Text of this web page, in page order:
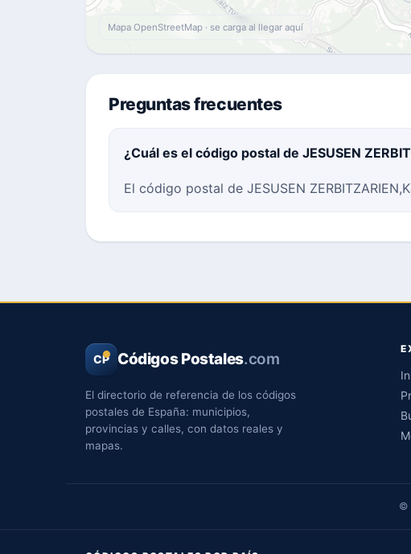
Mapa OpenStreetMap · se carga al llegar aquí
Preguntas frecuentes
¿Cuál es el código postal de JESUSEN
El código postal de JESUSEN
CP Códigos Postales.com
El directorio de referencia de los códigos
postales de España: municipios,
provincias y calles, con datos reales y
mapas.
©